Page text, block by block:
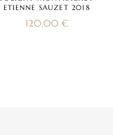
ETIENNE SAUZET 2018
120,00 €